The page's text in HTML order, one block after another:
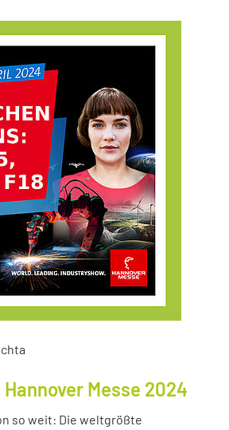
Messe 2024
so weit: Die weltgrößte